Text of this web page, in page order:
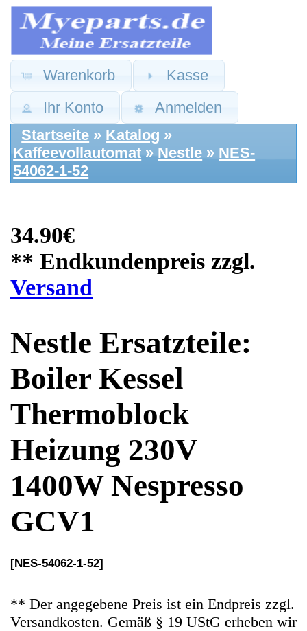
Warenkorb
Kasse
Ihr Konto
Anmelden
»
Kaffeevollautomat» Nestle »NES-
54062-1-52
34.90€
** Endkundenpreis zzgl.
Nestle Ersatzteile:
Boiler Kessel
Thermoblock
1400W Nespresso
GCV1
[NES-54062-1-52]
Versandkosten. Gemäß § 19 UStG erheben wir
keine Umsatzsteuer und weisen diese folglich
auch nicht aus (Kleinunternehmerstatus)
Ersatzteile Gebrauchteware